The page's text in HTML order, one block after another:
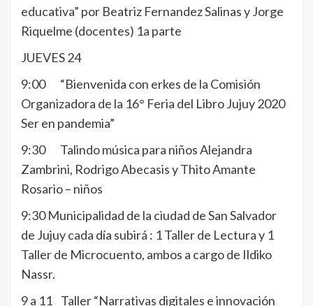
educativa” por Beatriz Fernandez Salinas y Jorge
Riquelme (docentes) 1a parte
JUEVES 24
9:00 “Bienvenida con erkes de la Comisión
Organizadora de la 16° Feria del Libro Jujuy 2020
Ser en pandemia”
9:30 Talindo música para niños Alejandra
Zambrini, Rodrigo Abecasis y Thito Amante
Rosario – niños
9:30 Municipalidad de la ciudad de San Salvador
de Jujuy cada día subirá : 1 Taller de Lectura y 1
Taller de Microcuento, ambos a cargo de Ildiko
Nassr.
9 a 11 Taller “Narrativas digitales e innovación